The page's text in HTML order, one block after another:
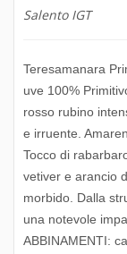
Salento IGT
Teresamanara
uve 100%
rosso rubino
e irruente.
Tocco di
vetiver e arancio
morbido. Dalla
una notevole
ABBINAMENTI: